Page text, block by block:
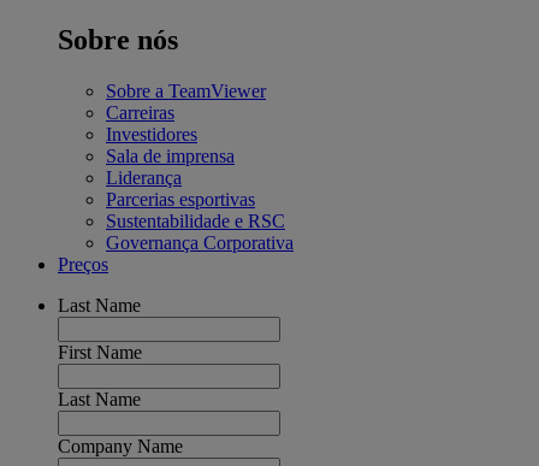
Sobre nós
Sobre a TeamViewer
Carreiras
Investidores
Sala de imprensa
Liderança
Parcerias esportivas
Sustentabilidade e RSC
Governança Corporativa
Preços
Last Name
First Name
Last Name
Company Name